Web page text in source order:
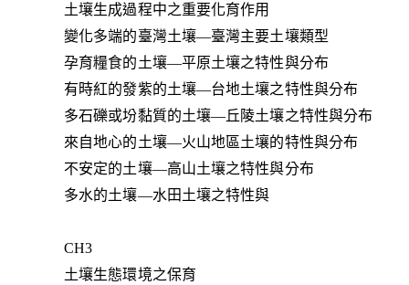
土壤生成過程中之重要化育作用
變化多端的臺灣土壤—臺灣主要土壤類型
孕育糧食的土壤—平原土壤之特性與分布
有時紅的發紫的土壤—台地土壤之特性與分布
多石礫或坋黏質的土壤—丘陵土壤之特性與分布
來自地心的土壤—火山地區土壤的特性與分布
不安定的土壤—高山土壤之特性與分布
多水的土壤—水田土壤之特性與
CH3
土壤生態環境之保育